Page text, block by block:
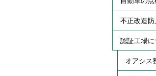
不正改造
認証工場
オアシス